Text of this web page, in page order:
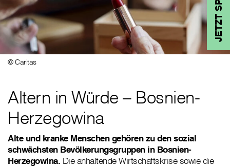
© Caritas
Altern in Würde – Bosnien-
Herzegowina
Alte und kranke Menschen gehören zu den sozial
schwächsten Bevölkerungsgruppen in Bosnien-
Herzegowina. Die anhaltende Wirtschaftskrise sowie die